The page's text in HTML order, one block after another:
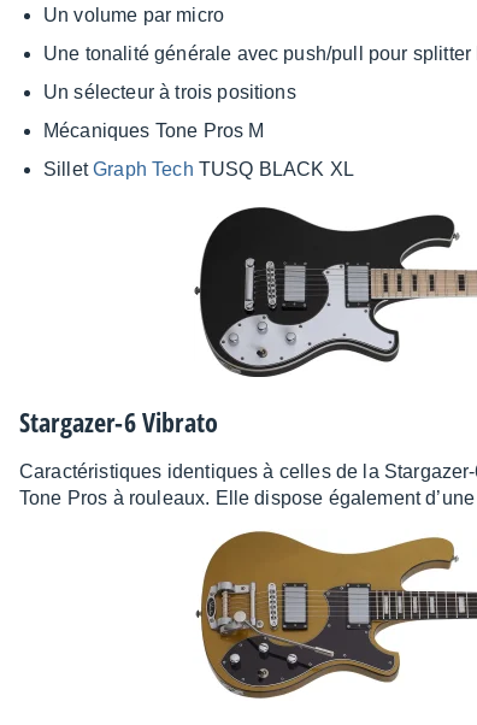
Un volume par micro
Une tona­lité géné­rale avec push/pull pour split­ter
Un sélec­teur à trois posi­tions
Méca­niques Tone Pros M
SilletGraph Tech TUSQ BLACK XL
Star­ga­zer-6 Vibrato
Carac­té­ris­tiques iden­tiques à celles de la
Tone Pros à rouleaux. Elle dispose égale­ment